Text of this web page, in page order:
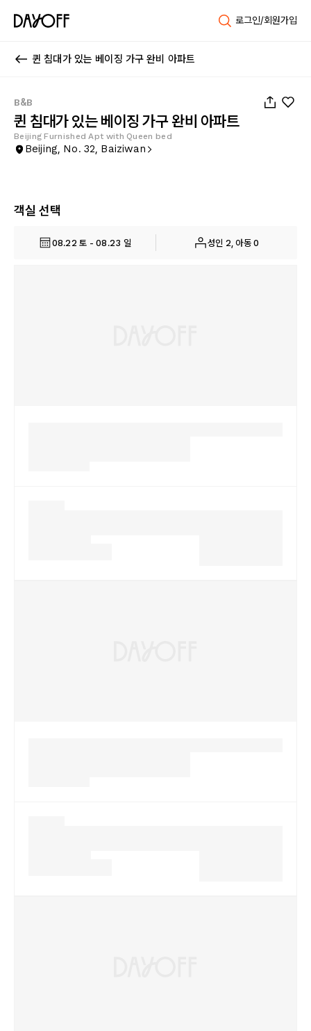
로그인/회원가입
퀸 침대가 있는 베이징 가구 완비 아파트
B&B
퀸 침대가 있는 베이징 가구 완비 아파트
Beijing Furnished Apt with Queen bed
Beijing, No. 32, Baiziwan
객실 선택
08.22 토 - 08.23 일 성인 2, 아동 0